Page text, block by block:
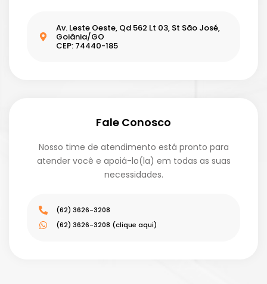
Av. Leste Oeste, Qd 562 Lt 03, St São José,
Goiânia/GO
CEP: 74440-185
Fale Conosco
Nosso time de atendimento está pronto para
atender você e apoiá-lo(la) em todas as suas
necessidades.
(62) 3626-3208
(62) 3626-3208 (clique aqui)